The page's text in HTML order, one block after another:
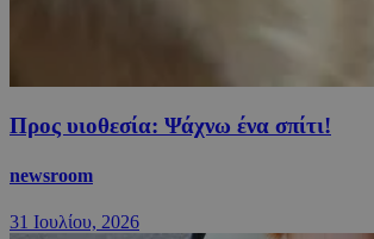
Προς υιοθεσία: Ψάχνω ένα σπίτι!
newsroom
31 Ιουλίου, 2026